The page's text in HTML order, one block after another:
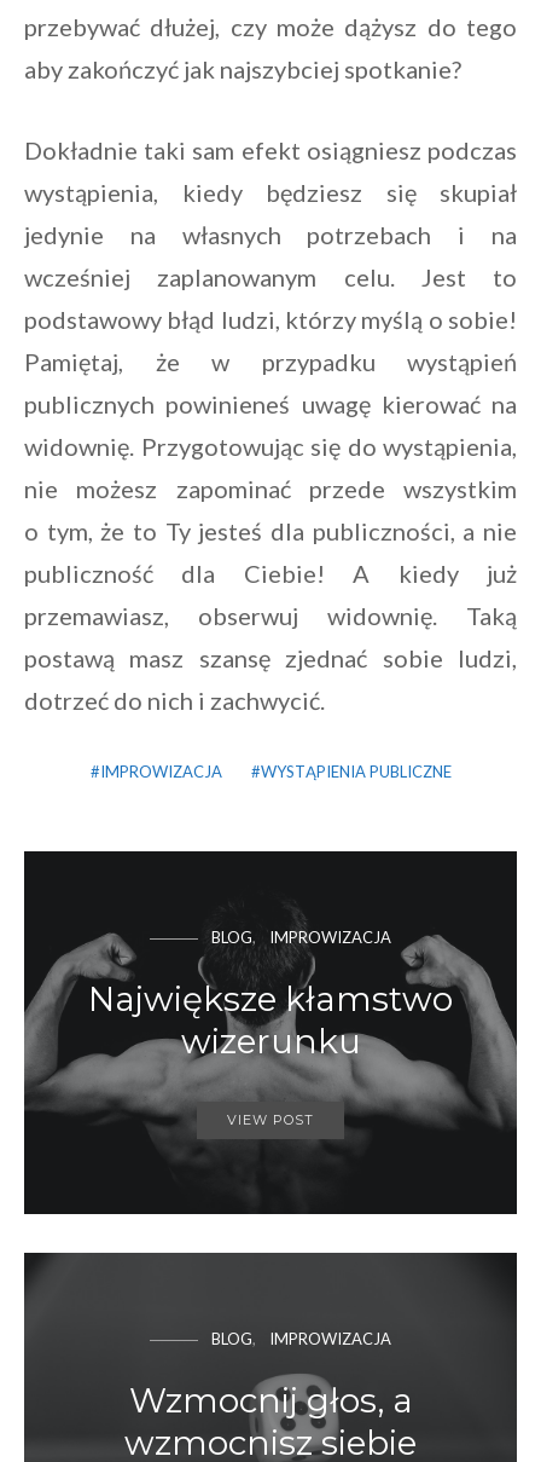
przebywać dłużej, czy może dążysz do tego
aby zakończyć jak najszybciej spotkanie?
Dokładnie taki sam efekt osiągniesz podczas
wystąpienia, kiedy będziesz się skupiał
jedynie na własnych potrzebach i na
wcześniej zaplanowanym celu. Jest to
podstawowy błąd ludzi, którzy myślą o sobie!
Pamiętaj, że w przypadku wystąpień
publicznych powinieneś uwagę kierować na
widownię. Przygotowując się do wystąpienia,
nie możesz zapominać przede wszystkim
o tym, że to Ty jesteś dla publiczności, a nie
publiczność dla Ciebie! A kiedy już
przemawiasz, obserwuj widownię. Taką
postawą masz szansę zjednać sobie ludzi,
dotrzeć do nich i zachwycić.
IMPROWIZACJA WYSTĄPIENIA PUBLICZNE
BLOG IMPROWIZACJA
Największe kłamstwo
wizerunku
VIEW POST
BLOG IMPROWIZACJA
Wzmocnij głos, a
wzmocnisz siebie